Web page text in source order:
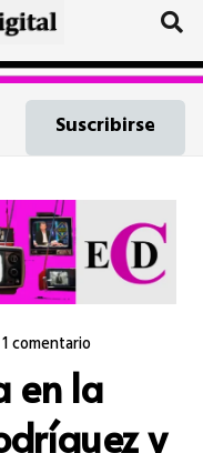
Suscribirse
1comentario
en la
y